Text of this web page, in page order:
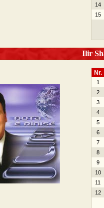
14
15
Ilir
Nr.
1
2
3
4
5
6
7
8
9
10
11
12